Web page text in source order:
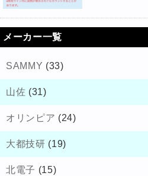
メーカー一覧
SAMMY (33)
山佐 (31)
オリンピア (24)
大都技研 (19)
北電子 (15)